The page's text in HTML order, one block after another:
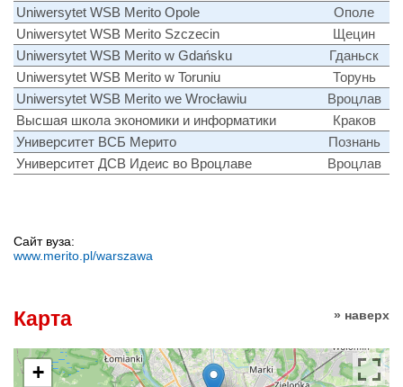
Uniwersytet WSB Merito Opole
Ополе
Uniwersytet WSB Merito Szczecin
Щецин
Uniwersytet WSB Merito w Gdańsku
Гданьск
Uniwersytet WSB Merito w Toruniu
Торунь
Uniwersytet WSB Merito we Wrocławiu
Вроцлав
Высшая школа экономики и информатики
Краков
Университет ВСБ Мерито
Познань
Университет ДСВ Идеис во Вроцлаве
Вроцлав
Сайт вуза:
www.merito.pl/warszawa
» наверх
Карта
+